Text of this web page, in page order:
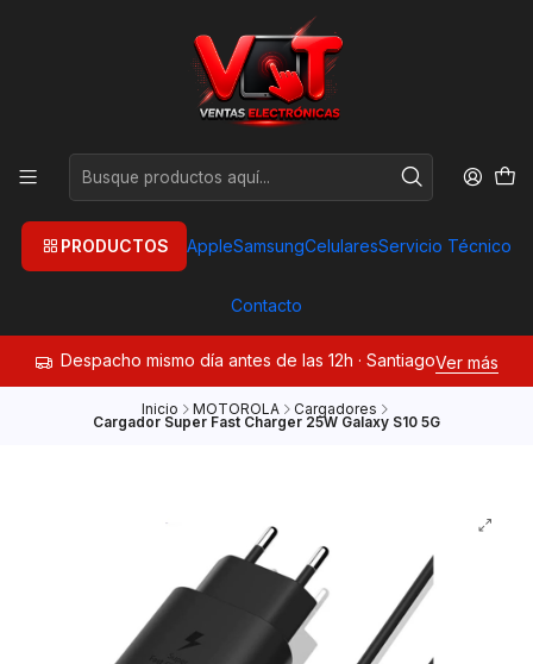
PRODUCTOS AppleSamsungCelularesServicio Técnico
Contacto
Despacho mismo día antes de las 12h · SantiagoVer más
Inicio MOTOROLA Cargadores
Cargador Super Fast Charger 25W Galaxy S10 5G